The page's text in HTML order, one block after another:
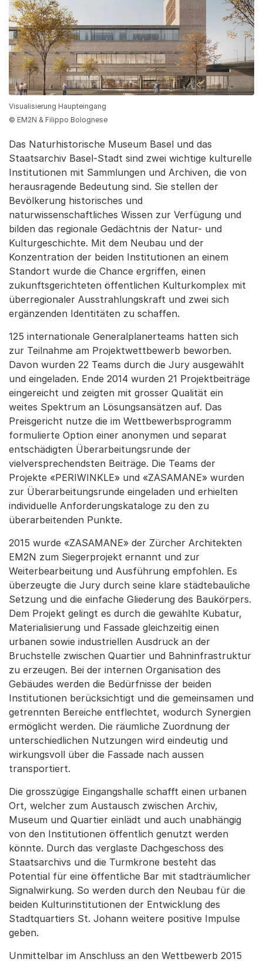
Visualisierung Haupteingang
© EM2N & Filippo Bolognese
Das Naturhistorische Museum Basel und das
Staatsarchiv Basel-Stadt sind zwei wichtige kulturelle
Institutionen mit Sammlungen und Archiven, die von
herausragende Bedeutung sind. Sie stellen der
Bevölkerung historisches und
naturwissenschaftliches Wissen zur Verfügung und
bilden das regionale Gedächtnis der Natur- und
Kulturgeschichte. Mit dem Neubau und der
Konzentration der beiden Institutionen an einem
Standort wurde die Chance ergriffen, einen
zukunftsgerichteten öffentlichen Kulturkomplex mit
überregionaler Ausstrahlungskraft und zwei sich
ergänzenden Identitäten zu schaffen.
125 internationale Generalplanerteams hatten sich
zur Teilnahme am Projektwettbewerb beworben.
Davon wurden 22 Teams durch die Jury ausgewählt
und eingeladen. Ende 2014 wurden 21 Projektbeiträge
eingereicht und zeigten mit grosser Qualität ein
weites Spektrum an Lösungsansätzen auf. Das
Preisgericht nutze die im Wettbewerbsprogramm
formulierte Option einer anonymen und separat
entschädigten Überarbeitungsrunde der
vielversprechendsten Beiträge. Die Teams der
Projekte «PERIWINKLE» und «ZASAMANE» wurden
zur Überarbeitungsrunde eingeladen und erhielten
individuelle Anforderungskataloge zu den zu
überarbeitenden Punkte.
2015 wurde «ZASAMANE» der Zürcher Architekten
EM2N zum Siegerprojekt ernannt und zur
Weiterbearbeitung und Ausführung empfohlen. Es
überzeugte die Jury durch seine klare städtebauliche
Setzung und die einfache Gliederung des Baukörpers.
Dem Projekt gelingt es durch die gewählte Kubatur,
Materialisierung und Fassade gleichzeitig einen
urbanen sowie industriellen Ausdruck an der
Bruchstelle zwischen Quartier und Bahninfrastruktur
zu erzeugen. Bei der internen Organisation des
Gebäudes werden die Bedürfnisse der beiden
Institutionen berücksichtigt und die gemeinsamen und
getrennten Bereiche entflechtet, wodurch Synergien
ermöglicht werden. Die räumliche Zuordnung der
unterschiedlichen Nutzungen wird eindeutig und
wirkungsvoll über die Fassade nach aussen
transportiert.
Die grosszügige Eingangshalle schafft einen urbanen
Ort, welcher zum Austausch zwischen Archiv,
Museum und Quartier einlädt und auch unabhängig
von den Institutionen öffentlich genutzt werden
könnte. Durch das verglaste Dachgeschoss des
Staatsarchivs und die Turmkrone besteht das
Potential für eine öffentliche Bar mit stadträumlicher
Signalwirkung. So werden durch den Neubau für die
beiden Kulturinstitutionen der Entwicklung des
Stadtquartiers St. Johann weitere positive Impulse
geben.
Unmittelbar im Anschluss an den Wettbewerb 2015